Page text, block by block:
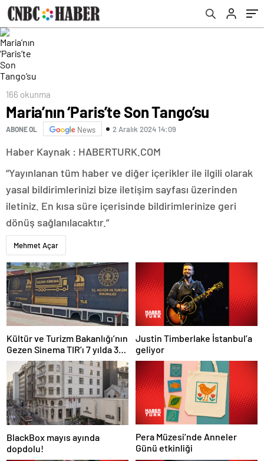
166 okunma
Maria’nın ‘Paris’te Son Tango’su
ABONE OL News 2 Aralık 2024 14:09
Haber Kaynak : HABERTURK.COM
“Yayınlanan tüm haber ve diğer içerikler ile ilgili olarak
yasal bildirimlerinizi bize iletişim sayfası üzerinden
iletiniz. En kısa süre içerisinde bildirimlerinize geri
dönüş sağlanılacaktır.”
Mehmet Açar
Kültür ve Turizm Bakanlığı’nın
Gezen Sinema TIR’ı 7 yılda 358
ilçeye ulaştı
Justin Timberlake İstanbul’a
geliyor
BlackBox mayıs ayında
dopdolu!
Pera Müzesi’nde Anneler
Günü etkinliği